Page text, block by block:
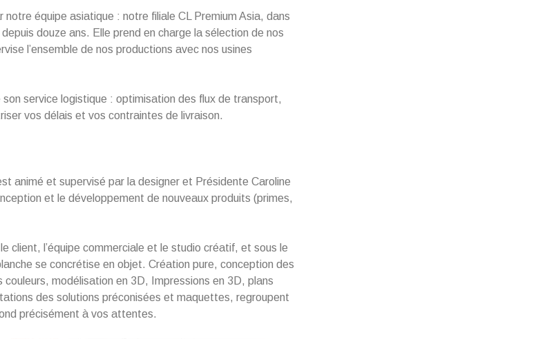
notre équipe asiatique : notre filiale CL Premium Asia, dans
douze ans. Elle prend en charge la sélection de nos
l’ensemble de nos productions avec nos usines
son service logistique : optimisation des flux de transport,
vos délais et vos contraintes de livraison.
animé et supervisé par la designer et Présidente Caroline
et le développement de nouveaux produits (primes,
client, l’équipe commerciale et le studio créatif, et sous le
se concrétise en objet. Création pure, conception des
modélisation en 3D, Impressions en 3D, plans
des solutions préconisées et maquettes, regroupent
précisément à vos attentes.